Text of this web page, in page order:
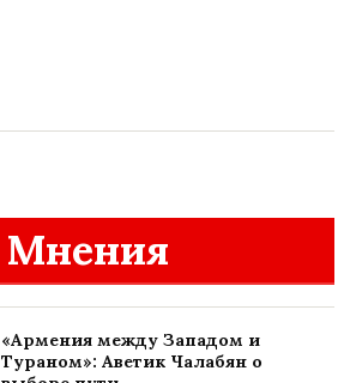
Мнения
«Армения между Западом и
Тураном»: Аветик Чалабян о